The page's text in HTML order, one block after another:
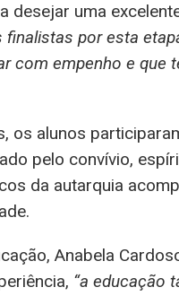
desejar uma
por esta
com empenho e que
os alunos
pelo convívio,
da autarquia
Anabela
“a educação